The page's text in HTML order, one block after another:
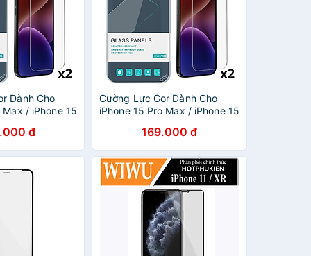
Dành Cho
Max / iPhone 15
không
CHÍNH
đ
Cường Lực Gor Dành Cho
iPhone 15 Pro Max / iPhone 15
15, Combo 2 miếng, không
viền đen - HÀNG CHÍNH
HÃNG
169.000 đ